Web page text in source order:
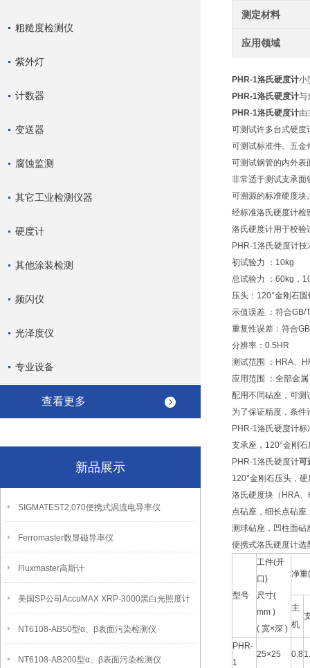
粗糙度检测仪
紫外灯
计数器
变送器
腐蚀监测
其它工业检测仪器
硬度计
其他涂装检测
频闪仪
光泽度仪
专业设备
查看更多
新品展示
SIGMATEST2.070便携式涡流电导率仪
Ferromaster数显磁导率仪
Fluxmaster高斯计
美国SP公司AccuMAX XRP-3000黑白光照度计
NT6108-AB50型α、β表面污染检测仪
NT6108-AB200型α、β表面污染检测仪
测定材料
应用领域
PHR-1洛氏硬度计小
PHR-1洛氏硬度计与
PHR-1洛氏硬度计由
可测试许多台式硬度
可测试标准件、五金
可测试钢管的内外表
非常适于测试支承面
可溯源的标准硬度块
经标准洛氏硬度计检
洛氏硬度计用于校验
PHR-1洛氏硬度计技
初试验力 ：10kg
总试验力 ：60kg，
压头：120°金刚石
示值误差 ：符合GB/
重复性误差：符合
分辨率：0.5HR
测试范围 ：HRA、
应用范围 ：全部金
配用不同砧座，可测
为了保证精度，条
PHR-1洛氏硬度计标
支承座，120°金刚
PHR-1洛氏硬度计可
120°金刚石压头，
洛氏硬度块（HRA
点砧座，细长点砧
测球砧座，凹柱面砧
便携式洛氏硬度计选
型号
工件(开
口)
尺寸(
mm )
( 宽×深 )
净重
主
机
PHR-
1
25×25 0.8